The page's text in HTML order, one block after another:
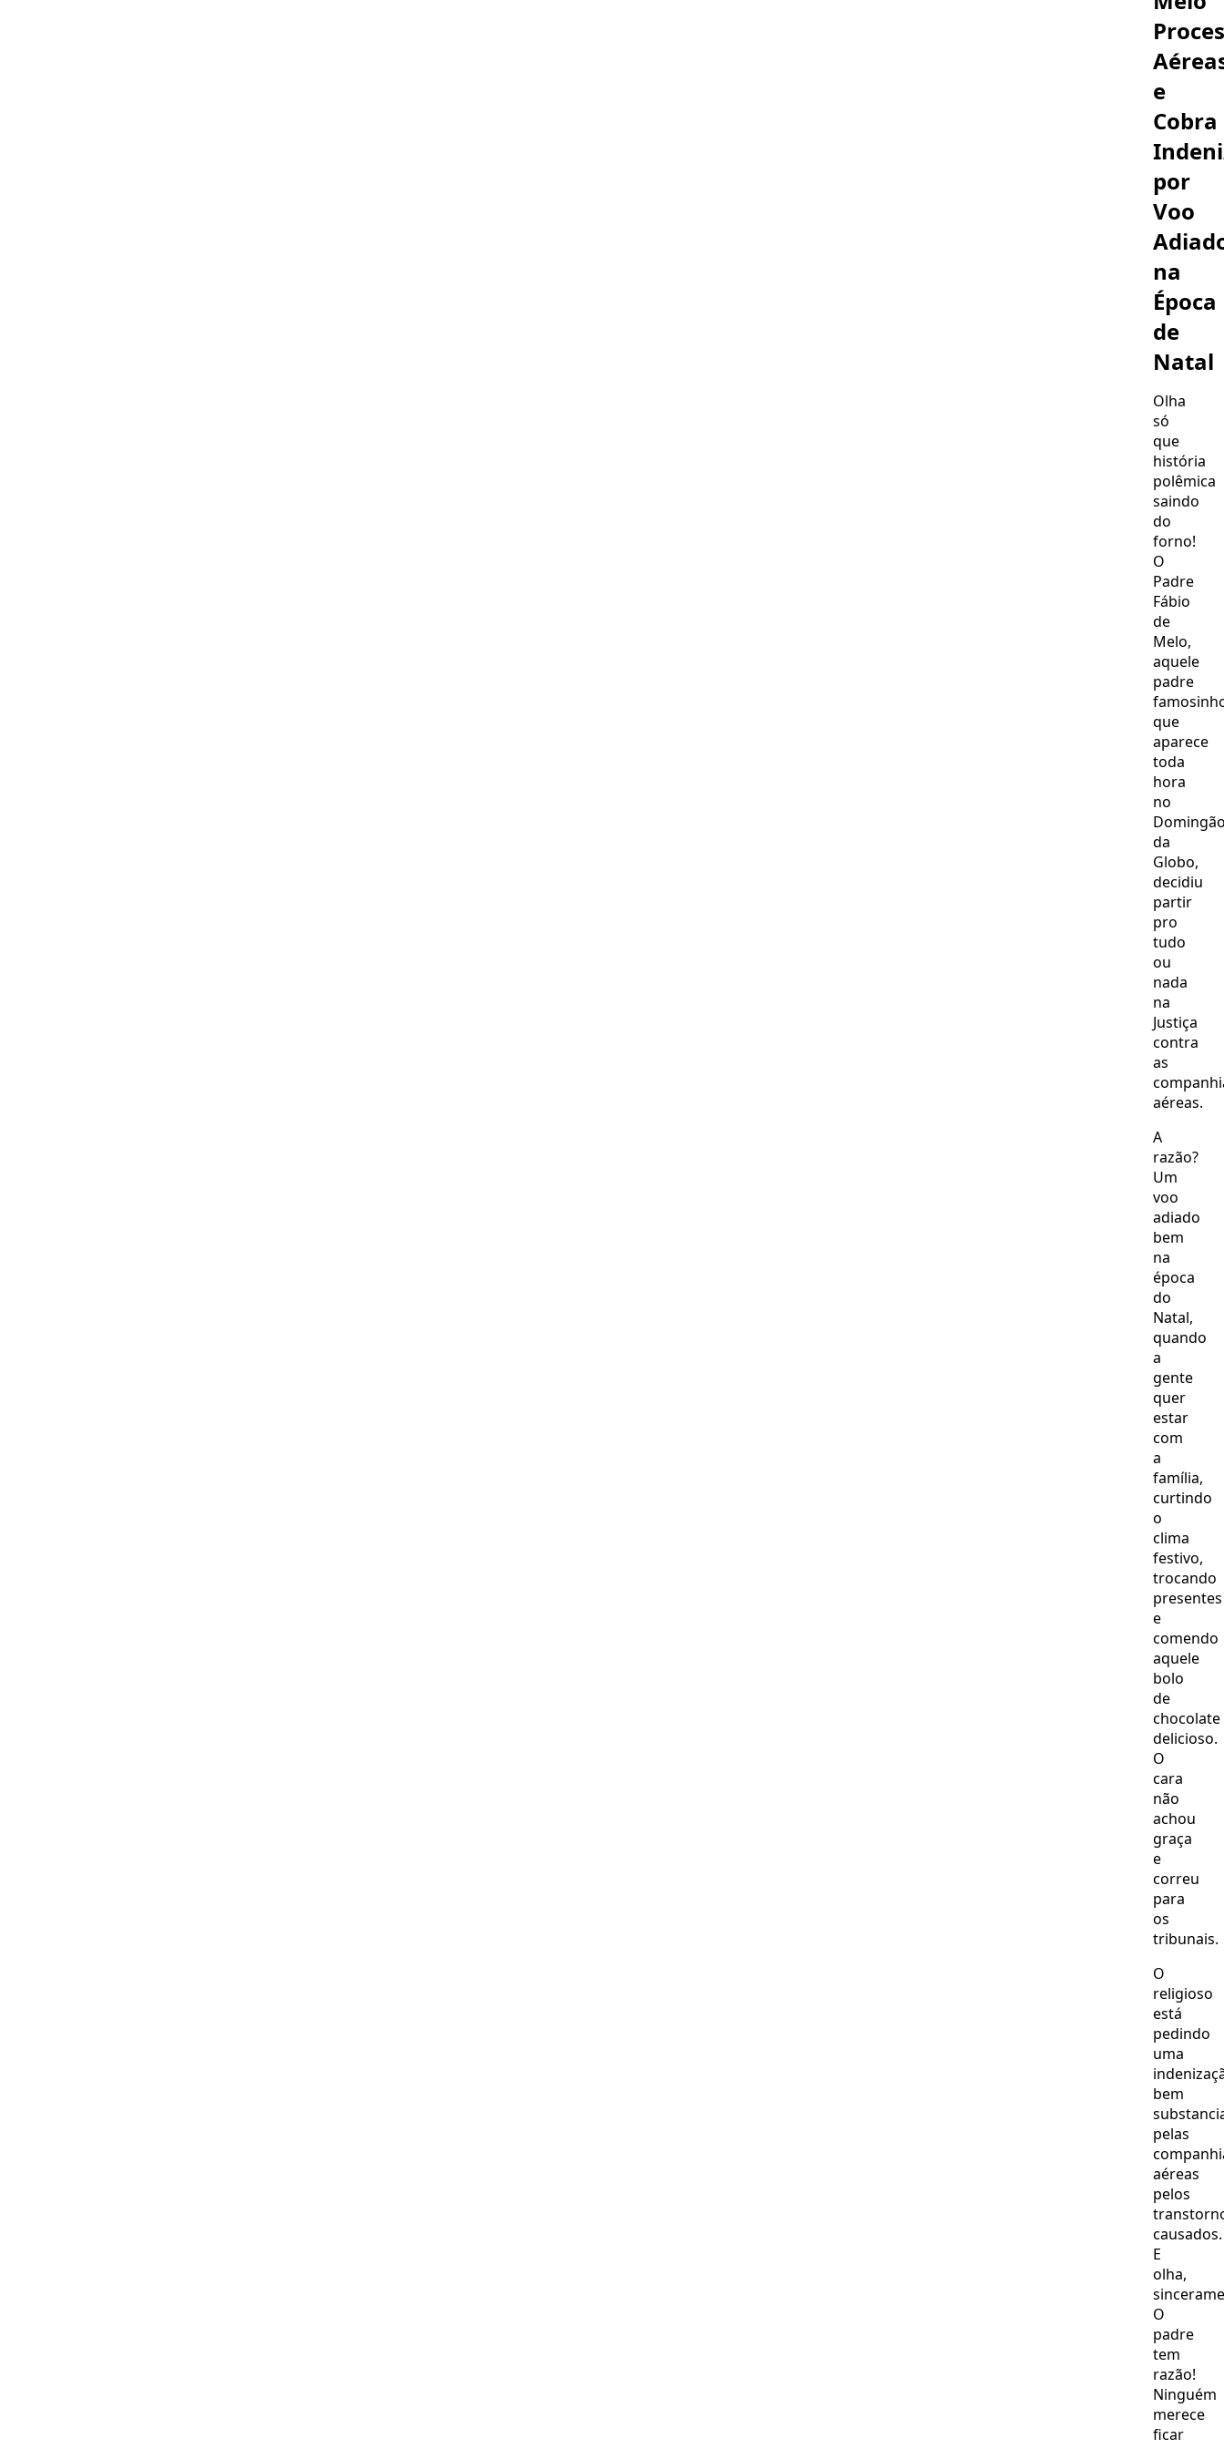
e
Cobra
por
Voo
na
Época
de
Natal
Olha
só
que
história
polêmica
saindo
do
forno!
O
Padre
Fábio
de
Melo,
aquele
padre
que
aparece
toda
hora
no
da
Globo,
decidiu
partir
pro
tudo
ou
nada
na
Justiça
contra
as
aéreas.
A
razão?
Um
voo
adiado
bem
na
época
do
Natal,
quando
a
gente
quer
estar
com
a
família,
curtindo
o
clima
festivo,
trocando
presentes
e
comendo
aquele
bolo
de
chocolate
delicioso.
O
cara
não
achou
graça
e
correu
para
os
tribunais.
O
religioso
está
pedindo
uma
bem
pelas
aéreas
pelos
causados.
E
olha,
O
padre
tem
razão!
Ninguém
merece
ficar
Pais